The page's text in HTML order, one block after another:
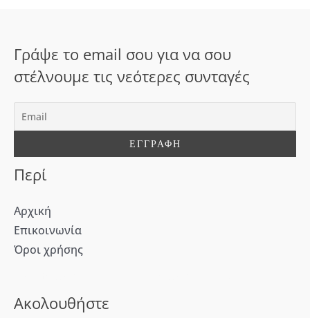
σ
α
Γράψε το email σου για να σου
στέλνουμε τις νεότερες συνταγές
Περί
Αρχική
Επικοινωνία
Όροι χρήσης
Ακολουθήστε